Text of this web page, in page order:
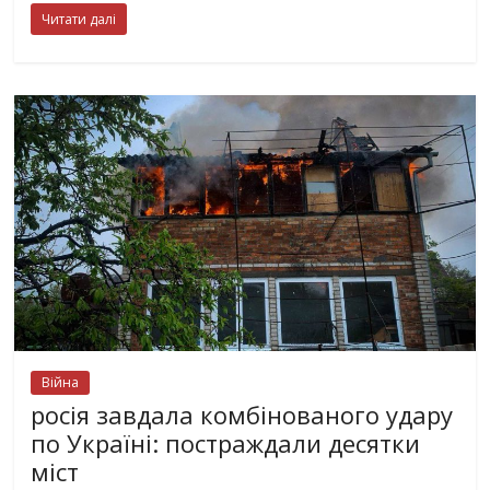
Читати далі
Війна
росія завдала комбінованого удару
по Україні: постраждали десятки
міст